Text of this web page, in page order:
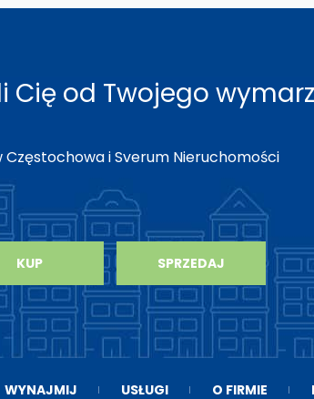
Cię od Twojego
KUP SPRZEDAJ
WYNAJMIJ USŁUGI O FIRMIE